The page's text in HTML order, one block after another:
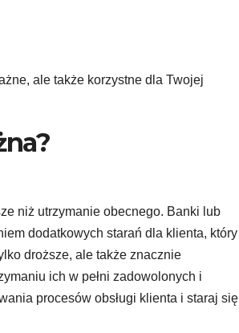
ale także korzystne dla Twojej
niż utrzymanie obecnego. Banki lub
dodatkowych starań dla klienta, który
droższe, ale także znacznie
ich w pełni zadowolonych i
procesów obsługi klienta i staraj się
–
w
maszyn